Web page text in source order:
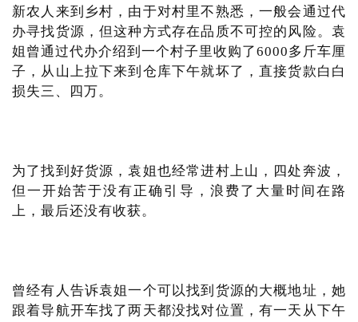
新农人来到乡村，由于对村里不熟悉，一般会通过代
办寻找货源，但这种方式存在品质不可控的风险。袁
姐曾通过代办介绍到一个村子里收购了6000多斤车厘
子，从山上拉下来到仓库下午就坏了，直接货款白白
损失三、四万。
为了找到好货源，袁姐也经常进村上山，四处奔波，
但一开始苦于没有正确引导，浪费了大量时间在路
上，最后还没有收获。
曾经有人告诉袁姐一个可以找到货源的大概地址，她
跟着导航开车找了两天都没找对位置，有一天从下午